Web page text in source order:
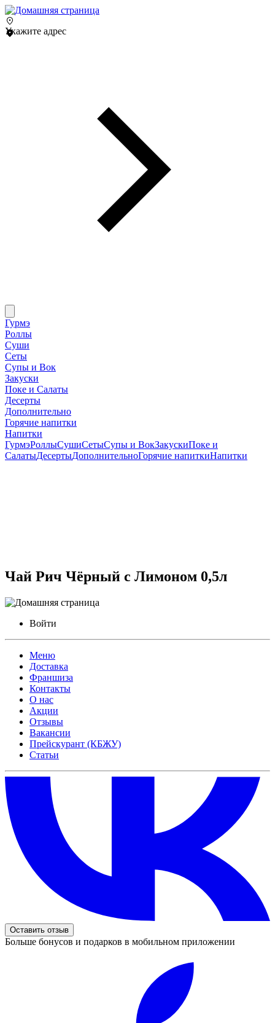
Укажите адрес
Гурмэ
Роллы
Суши
Сеты
Супы и Вок
Закуски
Поке и Салаты
Десерты
Дополнительно
Горячие напитки
Напитки
ГурмэРоллыСушиСетыСупы и ВокЗакускиПоке и
СалатыДесертыДополнительноГорячие напиткиНапитки
Чай Рич Чёрный с Лимоном 0,5л
Войти
Меню
Доставка
Франшиза
Контакты
О нас
Акции
Отзывы
Вакансии
Прейскурант (КБЖУ)
Статьи
Оставить отзыв
Больше бонусов и подарков в мобильном приложении